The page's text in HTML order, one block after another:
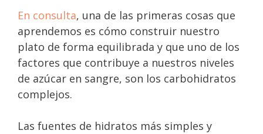
En consulta, una de las primeras cosas que
aprendemos es cómo construir nuestro
plato de forma equilibrada y que uno de los
factores que contribuye a nuestros niveles
de azúcar en sangre, son los carbohidratos
complejos.
Las fuentes de hidratos más simples y